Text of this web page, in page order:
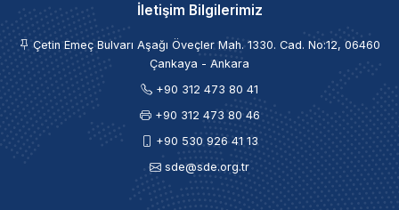
İletişim Bilgilerimiz
Çetin Emeç Bulvarı Aşağı Öveçler Mah. 1330. Cad. No:12, 06460
Çankaya - Ankara
+90 312 473 80 41
+90 312 473 80 46
+90 530 926 41 13
sde@sde.org.tr